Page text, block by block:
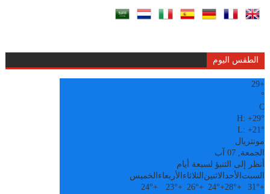
الطقس اليوم
+
29
°
C
H:+29°
L:+21°
مونتريال
الجمعة, 07 آب
أنظر إلى التنبؤ لسبعة أيام
السبت الأحدالاثنين الثلاثاء الأربعاء الخميس
+
31°
+
28°
+
24°
+
26°
+
23°
+
24°